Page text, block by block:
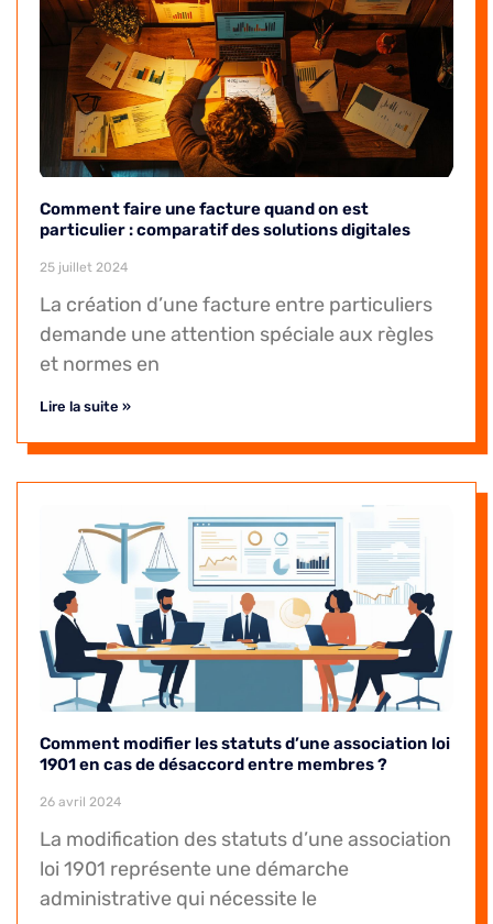
Comment faire une facture quand on est
particulier : comparatif des solutions digitales
25 juillet 2024
La création d’une facture entre particuliers
demande une attention spéciale aux règles
et normes en
Lire la suite »
Comment modifier les statuts d’une association loi
1901 en cas de désaccord entre membres ?
26 avril 2024
La modification des statuts d’une association
loi 1901 représente une démarche
administrative qui nécessite le